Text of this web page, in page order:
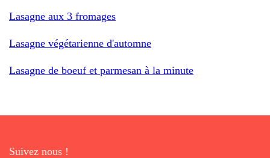
Lasagne aux 3 fromages
Lasagne végétarienne d'automne
Lasagne de boeuf et parmesan à la minute
Suivez nous !